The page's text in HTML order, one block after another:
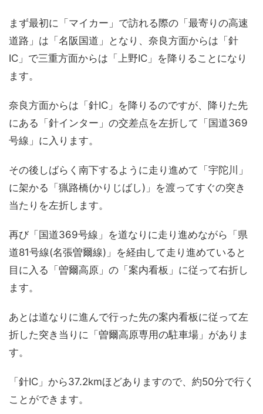
まず最初に「マイカー」で訪れる際の「最寄りの高速
道路」は「名阪国道」となり、奈良方面からは「針
IC」で三重方面からは「上野IC」を降りることになり
ます。
奈良方面からは「針IC」を降りるのですが、降りた先
にある「針インター」の交差点を左折して「国道369
号線」に入ります。
その後しばらく南下するように走り進めて「宇陀川」
に架かる「猟路橋(かりじばし)」を渡ってすぐの突き
当たりを左折します。
再び「国道369号線」を道なりに走り進めながら「県
道81号線(名張曽爾線)」を経由して走り進めていると
目に入る「曽爾高原」の「案内看板」に従って右折し
ます。
あとは道なりに進んで行った先の案内看板に従って左
折した突き当りに「曽爾高原専用の駐車場」がありま
す。
「針IC」から37.2kmほどありますので、約50分で行く
ことができます。